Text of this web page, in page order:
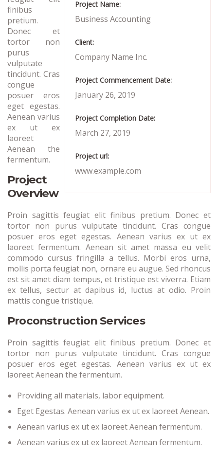
Project Name:
Business Accounting
Client:
Company Name Inc.
Project Commencement Date:
January 26, 2019
Project Completion Date:
March 27, 2019
Project url:
www.example.com
finibus
pretium.
Donec et
tortor non
purus
vulputate
tincidunt. Cras
congue
posuer eros
eget egestas.
Aenean varius
ex ut ex
laoreet
Aenean the
fermentum.
Project
Overview
Proin sagittis feugiat elit finibus pretium. Donec et
tortor non purus vulputate tincidunt. Cras congue
posuer eros eget egestas. Aenean varius ex ut ex
laoreet fermentum. Aenean sit amet massa eu velit
commodo cursus fringilla a tellus. Morbi eros urna,
mollis porta feugiat non, ornare eu augue. Sed rhoncus
est sit amet diam tempus, et tristique est viverra. Etiam
ex tellus, sectur at dapibus id, luctus at odio. Proin
mattis congue tristique.
Proconstruction Services
Proin sagittis feugiat elit finibus pretium. Donec et
tortor non purus vulputate tincidunt. Cras congue
posuer eros eget egestas. Aenean varius ex ut ex
laoreet Aenean the fermentum.
Providing all materials, labor equipment.
Eget Egestas. Aenean varius ex ut ex laoreet Aenean.
Aenean varius ex ut ex laoreet Aenean fermentum.
Aenean varius ex ut ex laoreet Aenean fermentum.